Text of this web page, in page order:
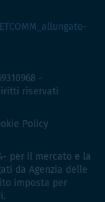
-
riservati
Policy
per il mercato e la
da Agenzia delle
imposta per